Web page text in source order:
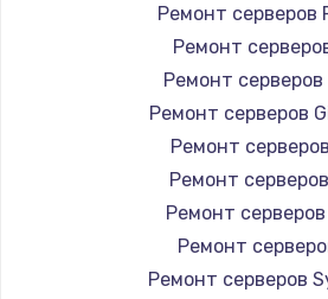
Ремонт серверов
Ремонт
Ремонт серверов
Ремонт серверов
Ремонт
Ремонт
Ремонт серверов
Ремонт
Ремонт серверов